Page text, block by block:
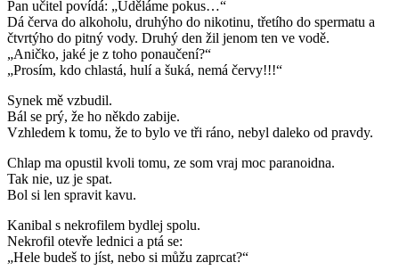
Pan učitel povídá: „Uděláme pokus…“
Dá červa do alkoholu, druhýho do nikotinu, třetího do spermatu a
čtvrtýho do pitný vody. Druhý den žil jenom ten ve vodě.
„Aničko, jaké je z toho ponaučení?“
„Prosím, kdo chlastá, hulí a šuká, nemá červy!!!“
Synek mě vzbudil.
Bál se prý, že ho někdo zabije.
Vzhledem k tomu, že to bylo ve tři ráno, nebyl daleko od pravdy.
Chlap ma opustil kvoli tomu, ze som vraj moc paranoidna.
Tak nie, uz je spat.
Bol si len spravit kavu.
Kanibal s nekrofilem bydlej spolu.
Nekrofil otevře lednici a ptá se:
„Hele budeš to jíst, nebo si můžu zaprcat?“